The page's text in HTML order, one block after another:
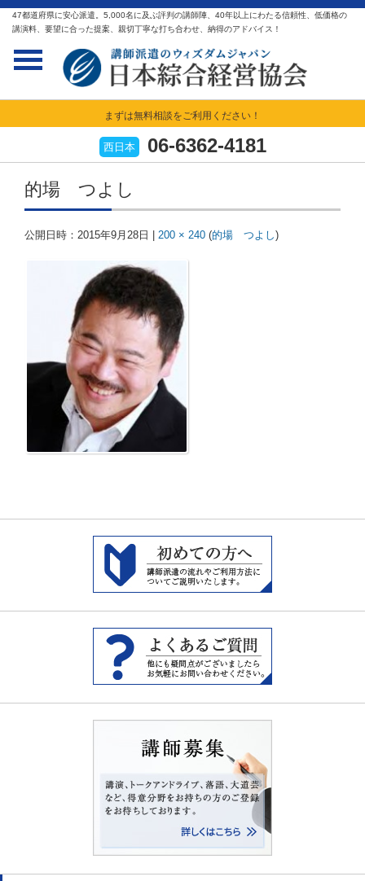
47都道府県に安心派遣。5,000名に及ぶ評判の講師陣、40年以上にわたる信頼性、低価格の
講演料、要望に合った提案、親切丁寧な打ち合わせ、納得のアドバイス！
まずは無料相談をご利用ください！
西日本 06-6362-4181
的場 つよし
公開日時： 2015年9月28日 200 × 240 (的場 つよし)